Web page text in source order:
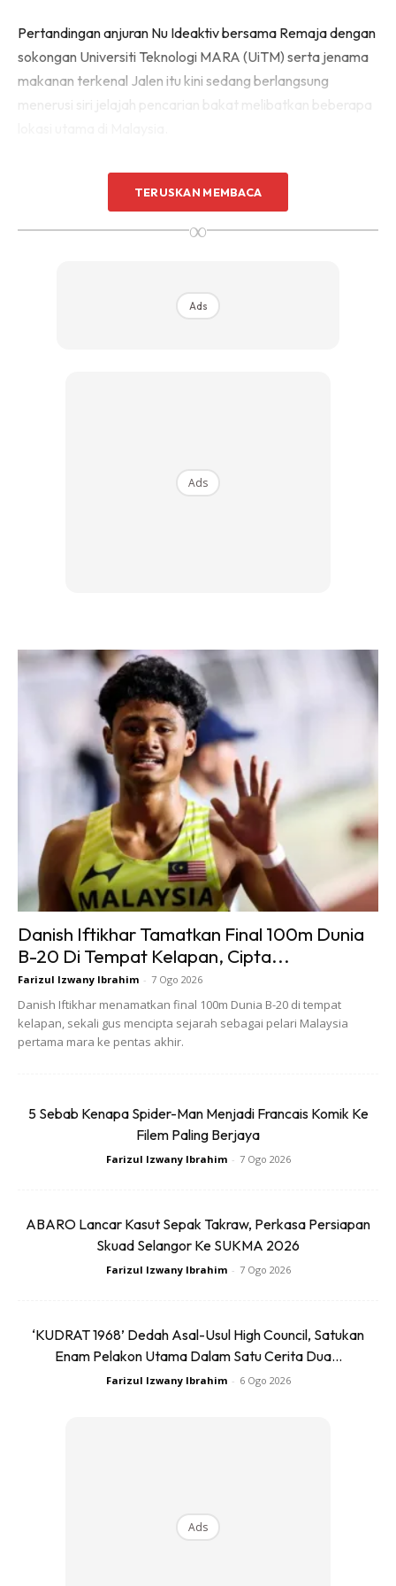
Pertandingan anjuran Nu Ideaktiv bersama Remaja dengan
sokongan Universiti Teknologi MARA (UiTM) serta jenama
makanan terkenal Jalen itu kini sedang berlangsung
menerusi siri jelajah pencarian bakat melibatkan beberapa
Platform Untuk Anak Muda Tunjuk
mempersembahkan kreativiti, kemahiran teknikal dan
identiti masakan masing-masing di hadapan panel penilai.
Program ini secara tidak langsung memberi peluang kepada
pertama bagi pusingan saringan awal.
Suasana pertandingan cukup meriah apabila peserta tampil
mempersembahkan pelbagai idea hidangan kreatif dengan
interpretasi tersendiri.
Pusingan ini menyaksikan penyertaan sembilan pelajar
TERUSKAN MEMBACA
∞
Ads
Ads
Danish Iftikhar Tamatkan Final 100m Dunia
B-20 Di Tempat Kelapan, Cipta...
Farizul Izwany Ibrahim - 7 Ogo 2026
Danish Iftikhar menamatkan final 100m Dunia B-20 di tempat
kelapan, sekali gus mencipta sejarah sebagai pelari Malaysia
pertama mara ke pentas akhir.
5 Sebab Kenapa Spider-Man Menjadi Francais Komik Ke
Filem Paling Berjaya
Farizul Izwany Ibrahim - 7 Ogo 2026
ABARO Lancar Kasut Sepak Takraw, Perkasa Persiapan
Skuad Selangor Ke SUKMA 2026
Farizul Izwany Ibrahim - 7 Ogo 2026
‘KUDRAT 1968’ Dedah Asal-Usul High Council, Satukan
Enam Pelakon Utama Dalam Satu Cerita Dua...
Farizul Izwany Ibrahim - 6 Ogo 2026
Ads